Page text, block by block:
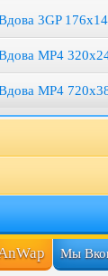
3GP
MP4
MP4
Мы